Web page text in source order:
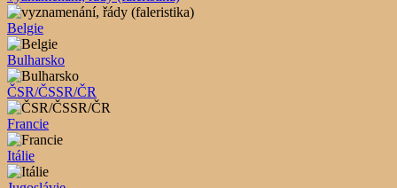
Belgie
Bulharsko
ČSR/ČSSR/ČR
Francie
Itálie